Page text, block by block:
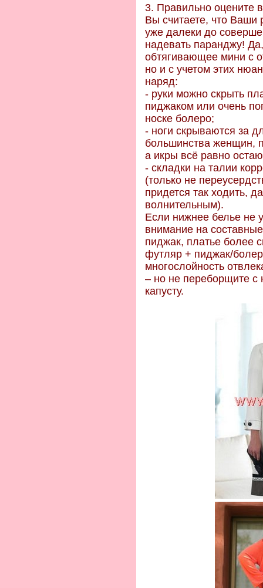
3. Правильно оцените
Вы считаете, что Ваши
уже далеки до
надевать паранджу!
обтягивающее мини с
но и с учетом этих
наряд:
- руки можно скрыть
пиджаком или очень
носке болеро;
- ноги скрываются за
большинства женщин,
а икры всё равно
- складки на талии
(только не
придется так ходить,
волнительным).
Если нижнее белье не
внимание на
пиджак, платье более
футляр + пиджак/
многослойность
– но не переборщите с
капусту.